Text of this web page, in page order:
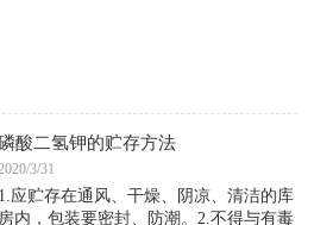
酸二氢钾的贮存方法
3/31
1.应贮存在通风、干燥、阴凉、清洁的库
房内，包装要密封、防潮。2.不得与有毒